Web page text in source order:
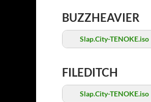
BUZZHEAVIER
Slap.City-TENOKE.iso
FILEDITCH
Slap.City-TENOKE.iso